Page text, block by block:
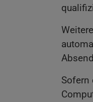
Sofern